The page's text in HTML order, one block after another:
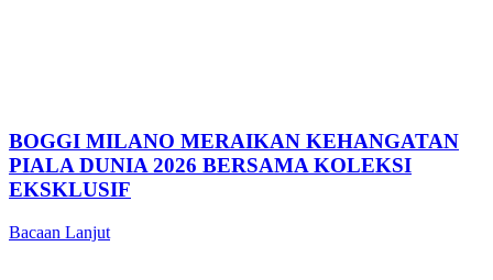
BOGGI MILANO MERAIKAN KEHANGATAN
PIALA DUNIA 2026 BERSAMA KOLEKSI
EKSKLUSIF
Bacaan Lanjut